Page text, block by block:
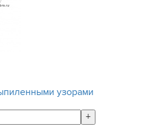
узорами
+